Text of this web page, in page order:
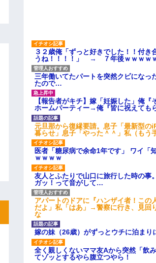
３２歳俺「ずっと好きでした！！付
うね！！！！」 → ７年後ｗｗｗｗ
三年働いてたパートを突然クビになっ
たので…
【報告者がキチ】嫁「妊娠した」俺
ホームパーティー→俺『皆に祝えても
元旦那から復縁要請。息子「最新型
暮らせ」息子「やった＾＾」私（もう
医者「糖尿病で余命1年です」 ワイ「
ｗｗｗｗ
友人とふたりで山口に旅行した時の事
ガッ！って音がして…
アパートのドアに『ハンザイ者！この
だよ」私「はあ」→警察に行き、見回
な
嫁の妹（26歳）がずっとウチに泊ま
全く親しくないママ友Aから突然「飲
てゾッとするやら腹立つやら！